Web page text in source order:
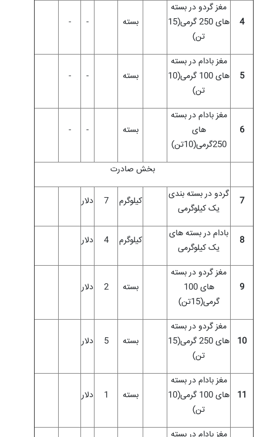
4
مغز گردو در بسته
های 250 گرمی(15
تن)
بسته -
-
5
مغز بادام در بسته
های 100 گرمی(10
تن)
بسته -
-
6
مغز بادام در بسته
های
250گرمی(10تن)
بسته -
-
بخش صادرت
7
گردو در بسته بندی
یک کیلوگرمی
کیلوگرم 7 دلار
8
بادام در بسته های
یک کیلوگرمی
کیلوگرم 4 دلار
9
مغز گردو در بسته
های 100
گرمی(15تن)
بسته 2 دلار
10
مغز گردو در بسته
های 250 گرمی(15
تن)
بسته 5 دلار
11
مغز بادام در بسته
های 100 گرمی(10
تن)
بسته 1 دلار